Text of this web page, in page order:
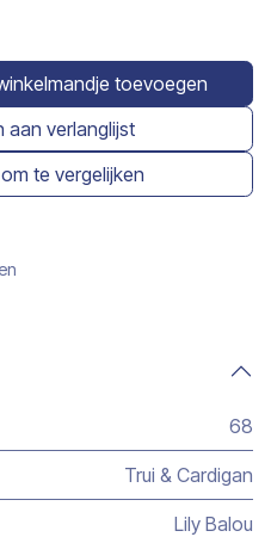
toevoegen
te vergelijken
aan verlanglijst
68
Trui & Cardigan
Lily Balou